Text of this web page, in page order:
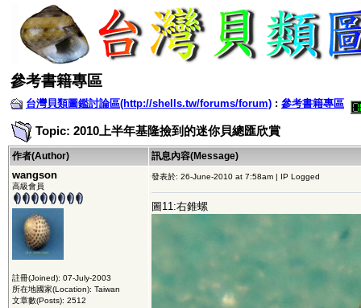
參考書籍專區
台灣貝類圖鑑討論區(http://shells.tw/forums/forum) : 參考書籍專區
Topic: 2010上半年基隆撿到的迷你貝總匯欣賞
作者(Author) 訊息內容(Message)
wangson
高級會員
註冊(Joined): 07-July-2003
所在地國家(Location): Taiwan
文章數(Posts): 2512
發表於: 26-June-2010 at 7:58am | IP Logged
圖11:右錐螺